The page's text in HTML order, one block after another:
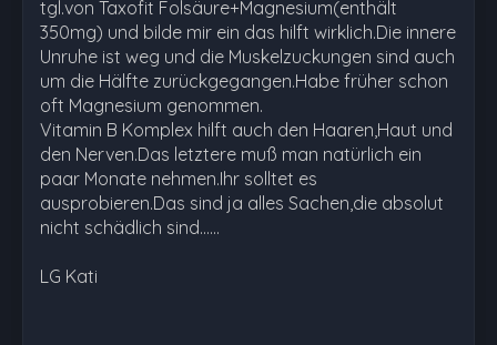
tgl.von Taxofit Folsäure+Magnesium(enthält
350mg) und bilde mir ein das hilft wirklich.Die innere
Unruhe ist weg und die Muskelzuckungen sind auch
um die Hälfte zurückgegangen.Habe früher schon
oft Magnesium genommen.
Vitamin B Komplex hilft auch den Haaren,Haut und
den Nerven.Das letztere muß man natürlich ein
paar Monate nehmen.Ihr solltet es
ausprobieren.Das sind ja alles Sachen,die absolut
nicht schädlich sind......
LG Kati